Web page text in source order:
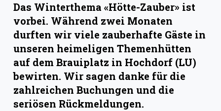
n
g
e
n
Das Winterthema «Hötte-Zauber» ist
vorbei. Während zwei Monaten
durften wir viele zauberhafte Gäste in
unseren heimeligen Themenhütten
auf dem Brauiplatz in Hochdorf (LU)
bewirten. Wir sagen danke für die
zahlreichen Buchungen und die
seriösen Rückmeldungen.